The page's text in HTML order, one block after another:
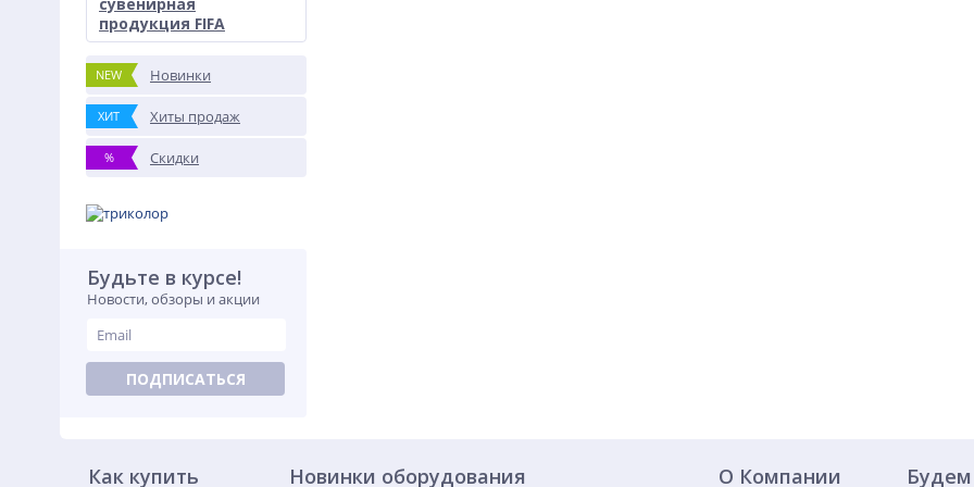
продукция FIFA
NEW Новинки
ХИТ Хиты продаж
% Скидки
Будьте в курсе!
Новости, обзоры и акции
ПОДПИСАТЬСЯ
Как купить Новинки оборудования О Компании